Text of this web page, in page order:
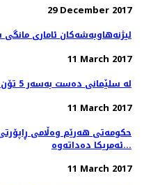
29 December 2017
11 March 2017
له‌ سلێمانی ده‌ست به‌سه‌ر 5 تۆن برنجی خراپبوودا ده‌گیرێت
11 March 2017
حکومەتی هەرێم وەڵامی
ئەمریکا دەداتەوە...
11 March 2017